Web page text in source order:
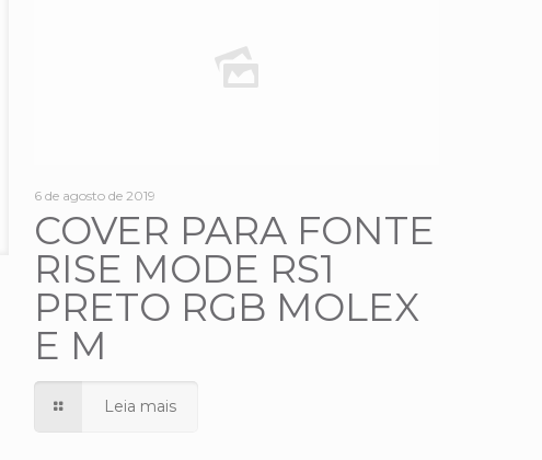
6 de agosto de 2019
COVER PARA FONTE
RISE MODE RS1
PRETO RGB MOLEX
E M
Leia mais